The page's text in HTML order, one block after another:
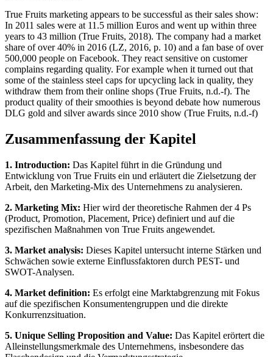
True Fruits marketing appears to be successful as their sales show:
In 2011 sales were at 11.5 million Euros and went up within three
years to 43 million (True Fruits, 2018). The company had a market
share of over 40% in 2016 (LZ, 2016, p. 10) and a fan base of over
500,000 people on Facebook. They react sensitive on customer
complains regarding quality. For example when it turned out that
some of the stainless steel caps for upcycling lack in quality, they
withdraw them from their online shops (True Fruits, n.d.-f). The
product quality of their smoothies is beyond debate how numerous
DLG gold and silver awards since 2010 show (True Fruits, n.d.-f)
Zusammenfassung der Kapitel
1. Introduction: Das Kapitel führt in die Gründung und
Entwicklung von True Fruits ein und erläutert die Zielsetzung der
Arbeit, den Marketing-Mix des Unternehmens zu analysieren.
2. Marketing Mix: Hier wird der theoretische Rahmen der 4 Ps
(Product, Promotion, Placement, Price) definiert und auf die
spezifischen Maßnahmen von True Fruits angewendet.
3. Market analysis: Dieses Kapitel untersucht interne Stärken und
Schwächen sowie externe Einflussfaktoren durch PEST- und
SWOT-Analysen.
4. Market definition: Es erfolgt eine Marktabgrenzung mit Fokus
auf die spezifischen Konsumentengruppen und die direkte
Konkurrenzsituation.
5. Unique Selling Proposition and Value: Das Kapitel erörtert die
Alleinstellungsmerkmale des Unternehmens, insbesondere das